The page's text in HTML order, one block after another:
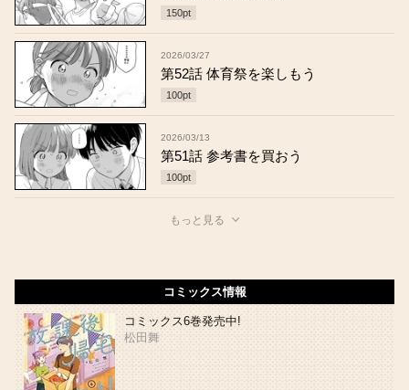
150pt
2026/03/27
第52話 体育祭を楽しもう
100pt
2026/03/13
第51話 参考書を買おう
100pt
もっと見る
コミックス情報
コミックス6巻発売中!
松田舞